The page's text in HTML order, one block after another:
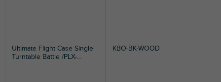
Ultimate Flight Case Single
Turntable Battle /PLX-
KBO-BK-WOOD